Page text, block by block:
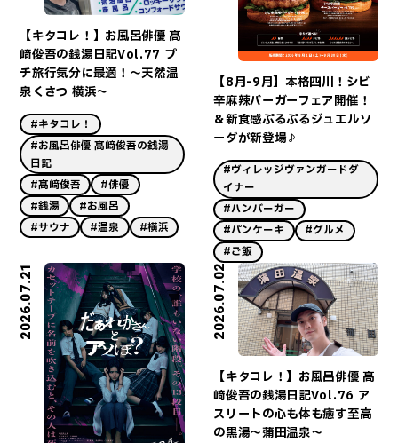
【キタコレ！】お風呂俳優 髙
﨑俊吾の銭湯日記Vol.77 プ
チ旅行気分に最適！～天然温
泉くさつ 横浜～
#キタコレ！
#お風呂俳優 髙﨑俊吾の銭湯
日記
#髙﨑俊吾
#俳優
#銭湯
#お風呂
#サウナ
#温泉 #横浜
【8月-9月】本格四川！シビ
辛麻辣バーガーフェア開催！
＆新食感ぷるぷるジュエルソ
ーダが新登場♪
#ヴィレッジヴァンガードダ
イナー
#ハンバーガー
#パンケーキ
#グルメ
#ご飯
2026.07.21 2026.07.02
【キタコレ！】お風呂俳優 髙
﨑俊吾の銭湯日記Vol.76 ア
スリートの心も体も癒す至高
の黒湯～蒲田温泉～